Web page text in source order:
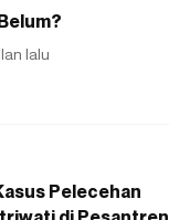
lalu
Pelecehan